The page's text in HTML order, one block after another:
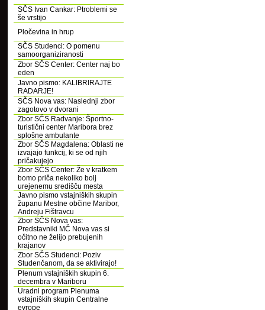
SČS Ivan Cankar: Ptroblemi se
še vrstijo
Pločevina in hrup
SČS Studenci: O pomenu
samoorganiziranosti
Zbor SČS Center: Center naj bo
eden
Javno pismo: KALIBRIRAJTE
RADARJE!
SČS Nova vas: Naslednji zbor
zagotovo v dvorani
Zbor SČS Radvanje: Športno-
turistični center Maribora brez
splošne ambulante
Zbor SČS Magdalena: Oblasti ne
izvajajo funkcij, ki se od njih
pričakujejo
Zbor SČS Center: Že v kratkem
bomo priča nekoliko bolj
urejenemu središču mesta
Javno pismo vstajniških skupin
županu Mestne občine Maribor,
Andreju Fištravcu
Zbor SČS Nova vas:
Predstavniki MČ Nova vas si
očitno ne želijo prebujenih
krajanov
Zbor SČS Studenci: Poziv
Studenčanom, da se aktivirajo!
Plenum vstajniških skupin 6.
decembra v Mariboru
Uradni program Plenuma
vstajniških skupin Centralne
evrope